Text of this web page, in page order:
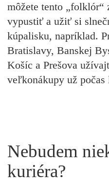
môžete tento
vypustiť a užiť si
kúpalisku, napríklad.
Bratislavy, Banskej
Košíc a Prešova
veľkonákupy už počas
Nebudem
kuriéra?